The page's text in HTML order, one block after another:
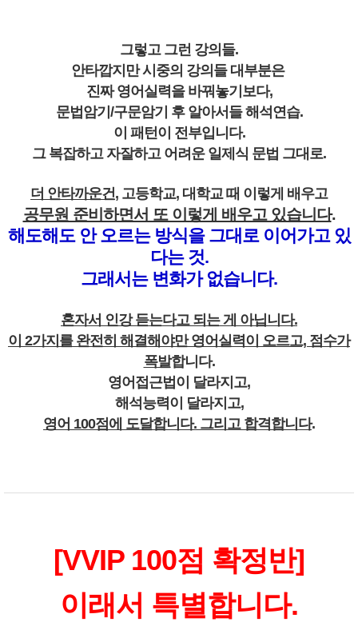
그렇고 그런 강의들.
안타깝지만 시중의 강의들 대부분은
진짜 영어실력을 바꿔놓기보다,
문법암기/구문암기 후 알아서들 해석연습.
이 패턴이 전부입니다.
그 복잡하고 자잘하고 어려운 일제식 문법 그대로.
더 안타까운건, 고등학교, 대학교 때 이렇게 배우고
공무원 준비하면서 또 이렇게 배우고 있습니다.
해도해도 안 오르는 방식을 그대로 이어가고 있
다는 것.
그래서는 변화가 없습니다.
혼자서 인강 듣는다고 되는 게 아닙니다.
이 2가지를 완전히 해결해야만 영어실력이 오르고, 점수가
폭발합니다.
영어접근법이 달라지고,
해석능력이 달라지고,
영어 100점에 도달합니다. 그리고 합격합니다.
[VVIP 100점 확정반]
이래서 특별합니다.